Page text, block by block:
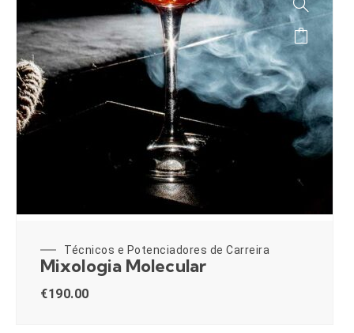
Técnicos e Potenciadores de Carreira
Mixologia Molecular
€190.00